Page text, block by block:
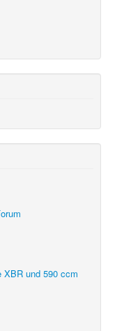
XBR und 590 ccm